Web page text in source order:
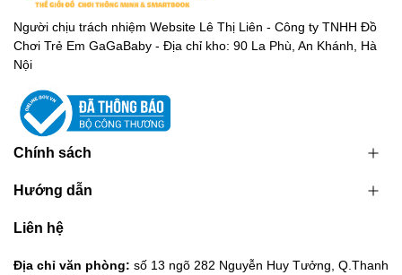
Người chịu trách nhiệm Website Lê Thị Liên - Công ty TNHH Đồ
Chơi Trẻ Em GaGaBaby - Địa chỉ kho: 90 La Phù, An Khánh, Hà
Nội
Chính sách
Hướng dẫn
Liên hệ
Địa chỉ văn phòng: số 13 ngõ 282 Nguyễn Huy Tưởng, Q.Thanh